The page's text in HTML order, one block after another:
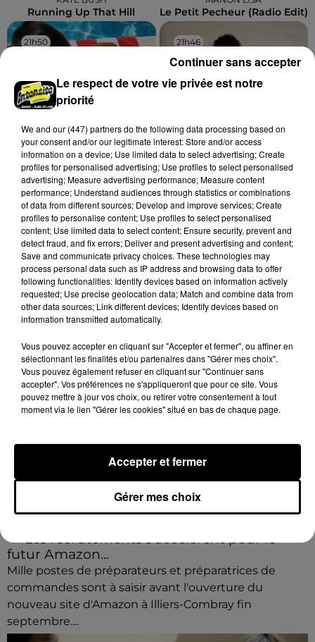
Running Up That Hill Le Petit Pecheur (radio Edit)
21h50
21h50
GIMS
Soleil
21h46
21h46
M PEOPLE
Moving On Up
A LA UNE Voir plus
🔊 Les recrutements s'accélèrent pour le
futur Amazon...
Mille postes de préparateurs et préparatrices de
commandes sont à saisir avant l'ouverture du
nouveau site d'Amazon à Illiers-Combray fin
septembre....
Le respect de votre vie privée est notre
priorité
We and our (447) partnersdo the following data processing based on
your consent and/or our legitimate interest: Store and/or access
information on a device; Use limited data to select advertising; Create
profiles for personalised advertising; Use profiles to select personalised
advertising; Measure advertising performance; Measure content
performance; Understand audiences through statistics or combinations
of data from different sources; Develop and improve services; Create
profiles to personalise content; Use profiles to select personalised
content; Use limited data to select content; Ensure security, prevent and
detect fraud, and fix errors; Deliver and present advertising and content;
Save and communicate privacy choices. These technologies may
process personal data such as IP address and browsing data to offer
following functionalities: Identify devices based on information actively
requested; Use precise geolocation data; Match and combine data from
other data sources; Link different devices; Identify devices based on
information transmitted automatically.
Vous pouvez accepter en cliquant sur "Accepter et fermer", ou affiner en
sélectionnant les finalités et/ou partenaires dans "Gérer mes choix".
Vous pouvez également refuser en cliquant sur "Continuer sans
accepter". Vos préférences ne s'appliqueront que pour ce site. Vous
pouvez mettre à jour vos choix, ou retirer votre consentement à tout
moment via le lien "Gérer les cookies" situé en bas de chaque page.
Gérer mes choix
Accepter et fermer
Continuer sans accepter